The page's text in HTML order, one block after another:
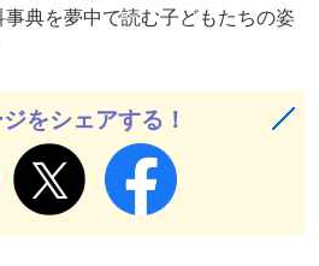
典を夢中で読む子どもたちの姿
をシェアする！